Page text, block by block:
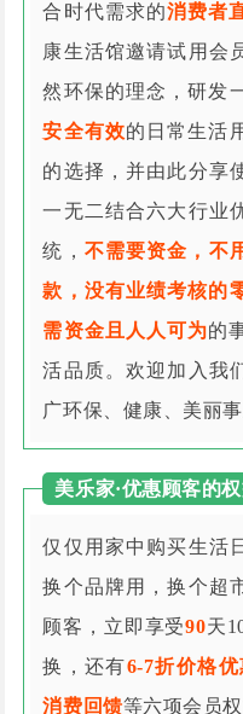
合时代需求的消费者
康生活馆邀请试用会
然环保的理念，研发
安全有效的日常生活
的选择，并由此分享
一无二结合六大行业
统， 不需要资金，不
款，没有业绩考核的
需资金且人人可为的
活品质。欢迎加入我
广环保、健康、美丽事
美乐家·优惠顾客的
仅仅用家中购买生活
换个品牌用，换个超
顾客，立即享受90天
换，还有6-7折价格
消费回馈等六项会员权